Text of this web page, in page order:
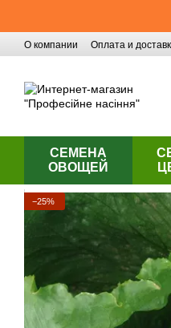
О компании Оплата и
СЕМЕНА
ОВОЩЕЙ
−25%